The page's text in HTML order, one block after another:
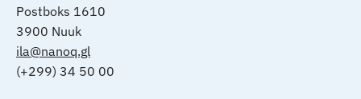
Postboks 1610
3900 Nuuk
ila@nanoq.gl
(+299) 34 50 00